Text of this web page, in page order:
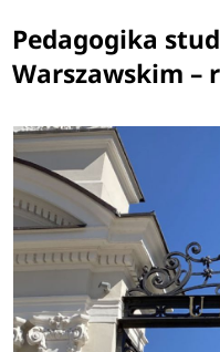
Pedagogika
Warszawskim –